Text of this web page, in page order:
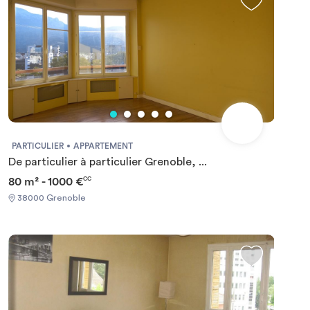
PARTICULIER APPARTEMENT
De particulier à particulier Grenoble, ...
80 m² - 1000 €CC
38000 Grenoble